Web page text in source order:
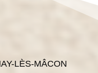
LÈS-MÂCON